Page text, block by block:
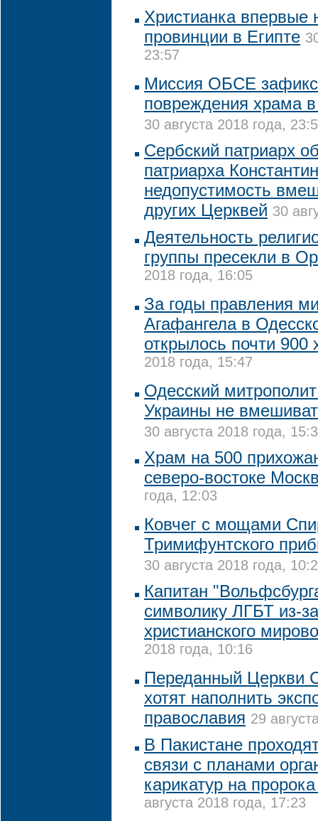
Христианка впервые
провинции в Египте
23:57
Миссия ОБСЕ
повреждения храма
30 августа 2018 года,
Сербский патриарх
патриарха
недопустимость
других Церквей 30
Деятельность
группы пресекли в
2018 года, 16:05
За годы правления
Агафангела в
открылось почти 900
2018 года, 15:47
Одесский
Украины не
30 августа 2018 года,
Храм на 500
северо-востоке
года, 12:03
Ковчег с мощами
Тримифунтского
30 августа 2018 года,
Капитан
символику ЛГБТ из-
христианского
2018 года, 10:16
Переданный Церкви
хотят наполнить
православия 29
В Пакистане
связи с планами
карикатур на
августа 2018 года, 17:23